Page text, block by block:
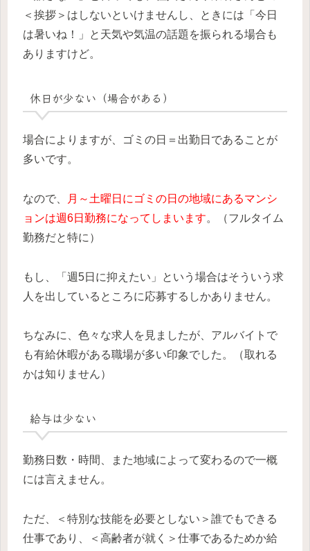
＜挨拶＞はしないといけませんし、ときには「今日
は暑いね！」と天気や気温の話題を振られる場合も
ありますけど。
休日が少ない（場合がある）
場合によりますが、ゴミの日＝出勤日であることが
多いです。
なので、
月～土曜日にゴミの日の地域にあるマンシ
ョンは週6日勤務になってしまいます。（フルタイム
勤務だと特に）
もし、「週5日に抑えたい」という場合はそういう求
人を出しているところに応募するしかありません。
ちなみに、色々な求人を見ましたが、アルバイトで
も有給休暇がある職場が多い印象でした。（取れる
かは知りません）
給与は少ない
勤務日数・時間、また地域によって変わるので一概
には言えません。
ただ、＜特別な技能を必要としない＞誰でもできる
仕事であり、＜高齢者が就く＞仕事であるためか給